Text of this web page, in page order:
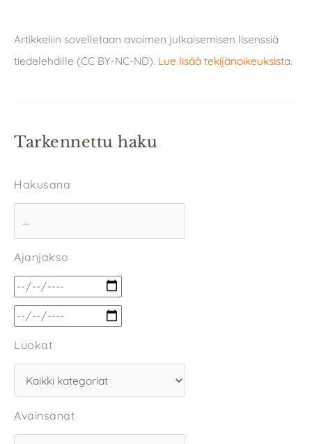
Artikkeliin sovelletaan avoimen julkaisemisen lisenssiä
tiedelehdille (CC BY-NC-ND). Lue lisää tekijänoikeuksista.
Tarkennettu haku
Hakusana
Ajanjakso
Luokat
Avainsanat